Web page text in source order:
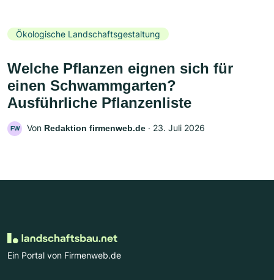
Ökologische Landschaftsgestaltung
Welche Pflanzen eignen sich für
einen Schwammgarten?
Ausführliche Pflanzenliste
FW Von Redaktion firmenweb.de ‧ 23. Juli 2026
Ein Portal von Firmenweb.de